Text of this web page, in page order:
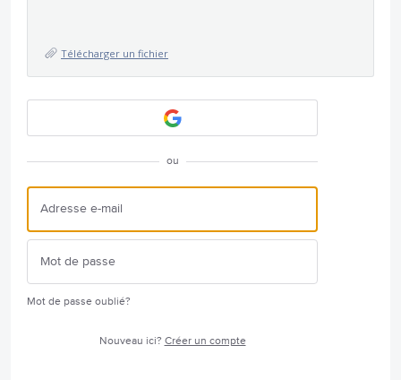
Télécharger un fichier
ou
Mot de passe oublié?
Nouveau ici? Créer un compte